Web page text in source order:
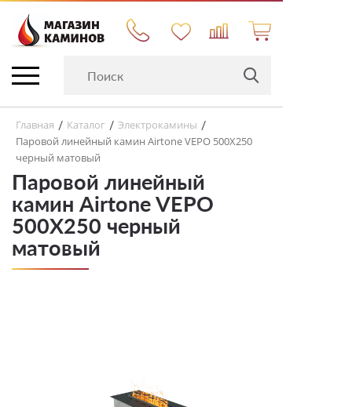
Главная / Каталог / Электрокамины /
Паровой линейный камин Airtone VEPO 500X250
черный матовый
Паровой линейный
камин Airtone VEPO
500X250 черный
матовый